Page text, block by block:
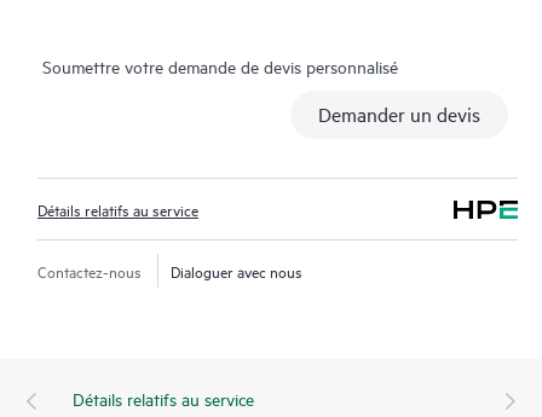
Soumettre votre demande de devis personnalisé
Demander un devis
Détails relatifs au service
Contactez-nous Dialoguer avec nous
Détails relatifs au service